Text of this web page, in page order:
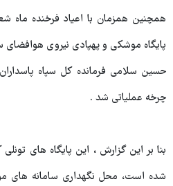
همچنین همزمان با اعیاد فرخنده ماه
پایگاه موشکی و پهپادی نیروی هوافضای
حسین سلامی فرمانده کل سپاه
چرخه عملیاتی شد .
بنا بر این گزارش ، این پایگاه های
شده است، محل نگهداری سامانه های